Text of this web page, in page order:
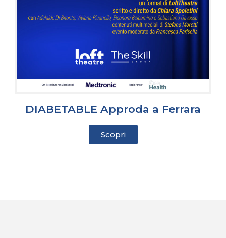
DIABETABLE Approda a Ferrara
Scopri